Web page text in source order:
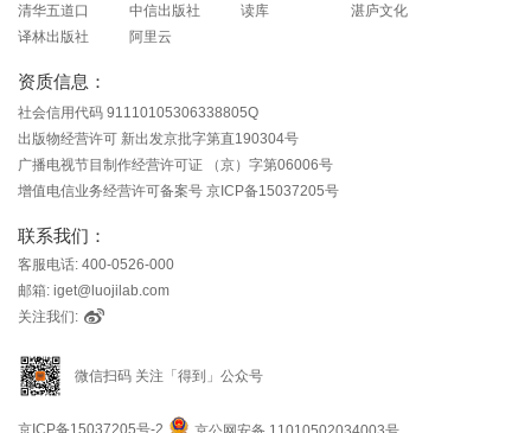
清华五道口 中信出版社 读库
湛庐文化
译林出版社
阿里云
资质信息：
社会信用代码 91110105306338805Q
出版物经营许可 新出发京批字第直190304号
广播电视节目制作经营许可证 （京）字第06006号
增值电信业务经营许可备案号 京ICP备15037205号
联系我们：
客服电话: 400-0526-000
邮箱: iget@luojilab.com
关注我们:
微信扫码 关注「得到」公众号
京ICP备15037205号-2